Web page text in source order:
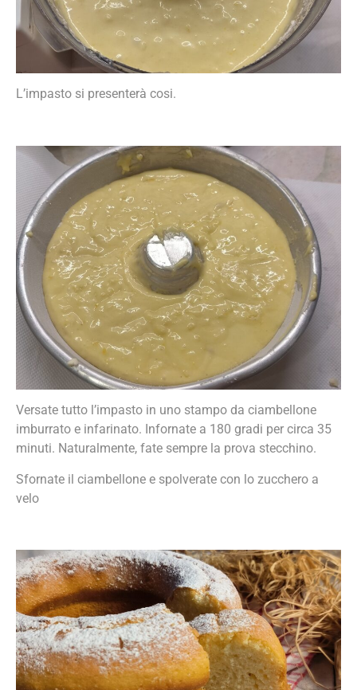
L’impasto si presenterà cosi.
Versate tutto l’impasto in uno stampo da ciambellone
imburrato e infarinato. Infornate a 180 gradi per circa 35
minuti. Naturalmente, fate sempre la prova stecchino.
Sfornate il ciambellone e spolverate con lo zucchero a
velo